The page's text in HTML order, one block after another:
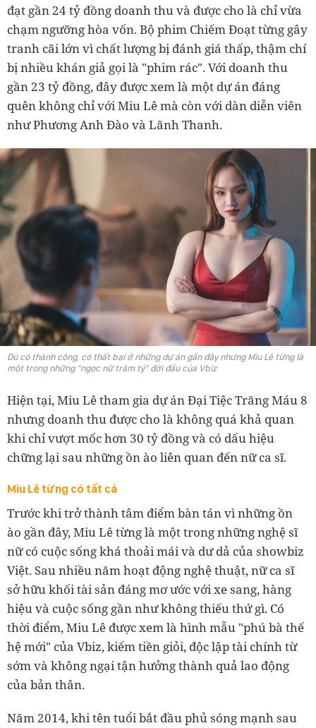
đạt gần 24 tỷ đồng doanh thu và được cho là chỉ vừa
chạm ngưỡng hòa vốn. Bộ phim Chiếm Đoạt từng gây
tranh cãi lớn vì chất lượng bị đánh giá thấp, thậm chí
bị nhiều khán giả gọi là "phim rác". Với doanh thu
gần 23 tỷ đồng, đây được xem là một dự án đáng
quên không chỉ với Miu Lê mà còn với dàn diễn viên
như Phương Anh Đào và Lãnh Thanh.
Dù có thành công, có thất bại ở những dự án gần đây nhưng Miu Lê từng là
một trong những "ngọc nữ trăm tỷ" đời đầu của Vbiz
Hiện tại, Miu Lê tham gia dự án Đại Tiệc Trăng Máu 8
nhưng doanh thu được cho là không quá khả quan
khi chỉ vượt mốc hơn 30 tỷ đồng và có dấu hiệu
chững lại sau những ồn ào liên quan đến nữ ca sĩ.
Miu Lê từng có tất cả
Trước khi trở thành tâm điểm bàn tán vì những ồn
ào gần đây, Miu Lê từng là một trong những nghệ sĩ
nữ có cuộc sống khá thoải mái và dư dả của showbiz
Việt. Sau nhiều năm hoạt động nghệ thuật, nữ ca sĩ
sở hữu khối tài sản đáng mơ ước với xe sang, hàng
hiệu và cuộc sống gần như không thiếu thứ gì. Có
thời điểm, Miu Lê được xem là hình mẫu "phú bà thế
hệ mới" của Vbiz, kiếm tiền giỏi, độc lập tài chính từ
sớm và không ngại tận hưởng thành quả lao động
của bản thân.
Năm 2014, khi tên tuổi bắt đầu phủ sóng mạnh sau